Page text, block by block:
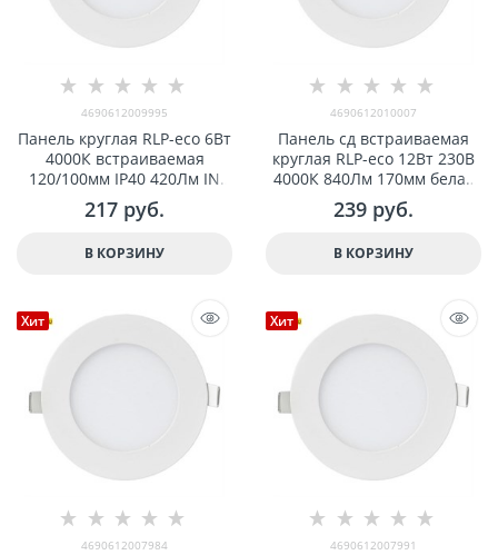
4690612009995
Панель круглая RLP-eco 6Вт
4000К встраиваемая
120/100мм IP40 420Лм IN
HOME 4690612009995
217 руб.
В КОРЗИНУ
4690612010007
Панель сд встраиваемая
круглая RLP-eco 12Вт 230В
4000К 840Лм 170мм белая
IP40 IN HOME арт
4690612010007
239 руб.
В КОРЗИНУ
Хит
4690612007984
Хит
4690612007991